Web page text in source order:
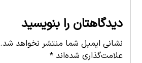
دیدگاهتان را بنویسید
نشانی ایمیل شما منتشر نخواهد شد.
علامت‌گذاری شده‌اند*